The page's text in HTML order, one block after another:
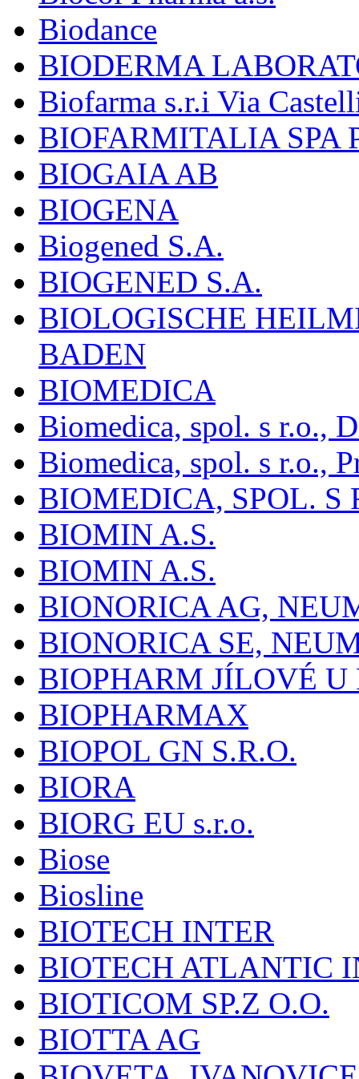
Biodance
BIODERMA
Biofarma s.r.i Via
BIOFARMITALIA SPA
BIOGAIA AB
BIOGENA
Biogened S.A.
BIOGENED S.A.
BIOLOGISCHE
BADEN
BIOMEDICA
Biomedica, spol. s r.o.,
Biomedica, spol. s r.o.,
BIOMEDICA, SPOL. S
BIOMIN A.S.
BIOMIN A.S.
BIONORICA AG,
BIONORICA SE,
BIOPHARM JÍLOVÉ U
BIOPHARMAX
BIOPOL GN S.R.O.
BIORA
BIORG EU s.r.o.
Biose
Biosline
BIOTECH INTER
BIOTECH ATLANTIC
BIOTICOM SP.Z O.O.
BIOTTA AG